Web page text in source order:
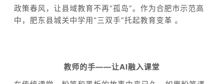
政策春风，让县域教育不再“孤岛”。作为合肥市示范高
中，肥东县城关中学用“三双手”托起教育变革 。
教师的手——让AI融入课堂